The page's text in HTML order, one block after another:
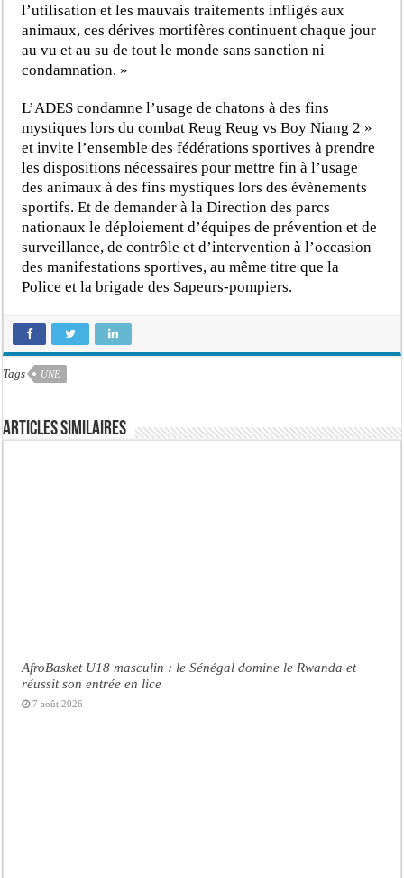
l’utilisation et les mauvais traitements infligés aux
animaux, ces dérives mortifères continuent chaque jour
au vu et au su de tout le monde sans sanction ni
condamnation. »
L’ADES condamne l’usage de chatons à des fins
mystiques lors du combat Reug Reug vs Boy Niang 2 »
et invite l’ensemble des fédérations sportives à prendre
les dispositions nécessaires pour mettre fin à l’usage
des animaux à des fins mystiques lors des évènements
sportifs. Et de demander à la Direction des parcs
nationaux le déploiement d’équipes de prévention et de
surveillance, de contrôle et d’intervention à l’occasion
des manifestations sportives, au même titre que la
Police et la brigade des Sapeurs-pompiers.
Tags UNE
Articles similaires
AfroBasket U18 masculin : le Sénégal domine le Rwanda et
réussit son entrée en lice
7 août 2026